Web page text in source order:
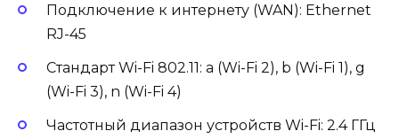
Подключение к интернету (WAN): Ethernet
RJ-45
Стандарт Wi-Fi 802.11: a (Wi-Fi 2), b (Wi-Fi 1), g
(Wi-Fi 3), n (Wi-Fi 4)
Частотный диапазон устройств Wi-Fi: 2.4 ГГц